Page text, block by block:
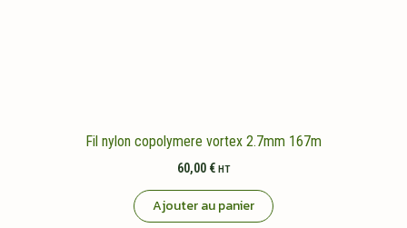
Fil nylon copolymere vortex 2.7mm 167m
60,00 € HT
Ajouter au panier